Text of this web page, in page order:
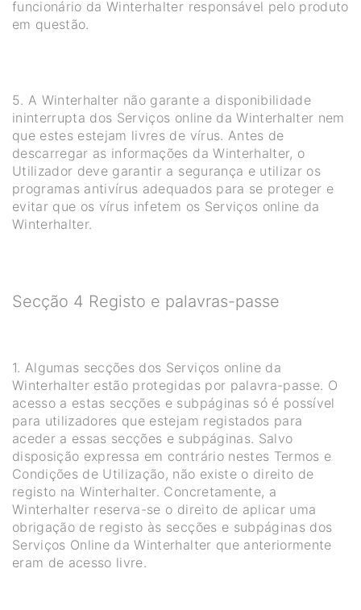
funcionário da Winterhalter responsável pelo produto
em questão.
5. A Winterhalter não garante a disponibilidade
ininterrupta dos Serviços online da Winterhalter nem
que estes estejam livres de vírus. Antes de
descarregar as informações da Winterhalter, o
Utilizador deve garantir a segurança e utilizar os
programas antivírus adequados para se proteger e
evitar que os vírus infetem os Serviços online da
Winterhalter.
Secção 4 Registo e palavras-passe
1. Algumas secções dos Serviços online da
Winterhalter estão protegidas por palavra-passe. O
acesso a estas secções e subpáginas só é possível
para utilizadores que estejam registados para
aceder a essas secções e subpáginas. Salvo
disposição expressa em contrário nestes Termos e
Condições de Utilização, não existe o direito de
registo na Winterhalter. Concretamente, a
Winterhalter reserva-se o direito de aplicar uma
obrigação de registo às secções e subpáginas dos
Serviços Online da Winterhalter que anteriormente
eram de acesso livre.